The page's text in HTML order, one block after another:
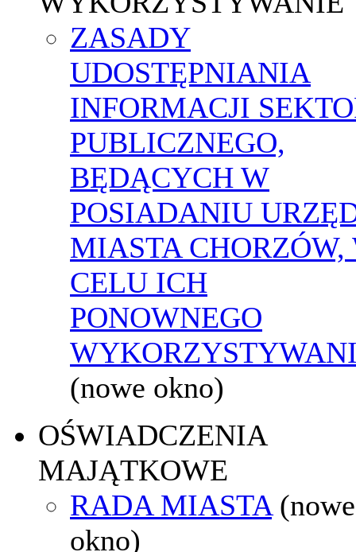
ZASADY
UDOSTĘPNIANIA
INFORMACJI
PUBLICZNEGO,
BĘDĄCYCH W
POSIADANIU
MIASTA CHORZÓW,
CELU ICH
PONOWNEGO
(nowe okno)
OŚWIADCZENIA
MAJĄTKOWE
RADA MIASTA (nowe
okno)